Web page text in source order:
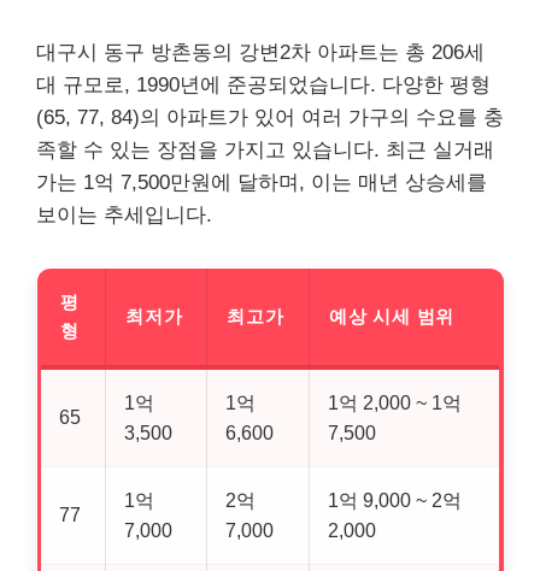
대구시 동구 방촌동의 강변2차 아파트는 총 206세
대 규모로, 1990년에 준공되었습니다. 다양한 평형
(65, 77, 84)의 아파트가 있어 여러 가구의 수요를 충
족할 수 있는 장점을 가지고 있습니다. 최근 실거래
가는 1억 7,500만원에 달하며, 이는 매년 상승세를
보이는 추세입니다.
평
형
최저가 최고가 예상 시세 범위
65
1억
3,500
1억
6,600
1억 2,000 ~ 1억
7,500
77
1억
7,000
2억
7,000
1억 9,000 ~ 2억
2,000